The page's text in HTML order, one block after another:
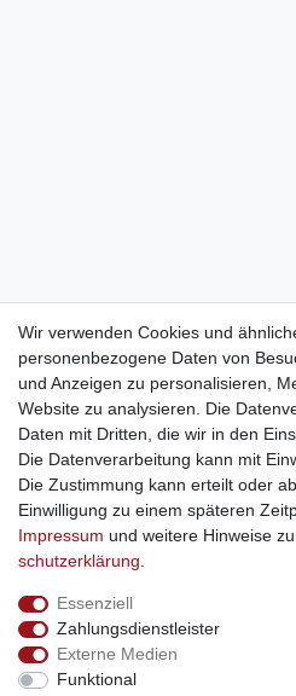
Wir verwenden Cookies und
personenbezogene Daten von
und Anzeigen zu personalisieren,
Website zu analysieren. Die
Daten mit Dritten, die wir in den
Die Datenverarbeitung kann mit
Die Zustimmung kann erteilt oder
Einwilligung zu einem späteren
Impressum und weitere Hinweise
schutz­erklärung
Essenziell
Zahlungsdienstleister
Externe Medien
Funktional